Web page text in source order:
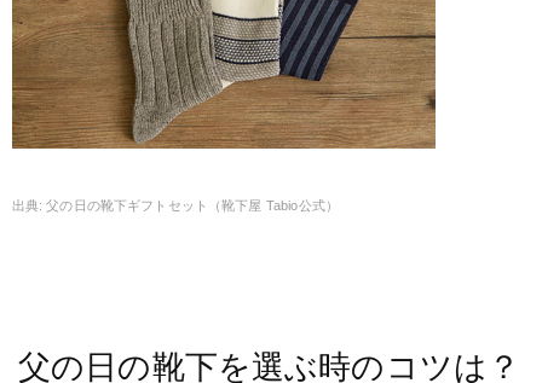
父の日の靴下ギフトセット（靴下屋 Tabio公式）
父の日の靴下を選ぶ時のコツは？